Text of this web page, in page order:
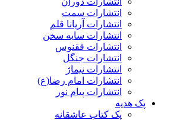
انتشارات سمت
انتشارات آریانا قلم
انتشارات سایه سخن
انتشارات ققنوس
انتشارات جنگل
انتشارات نیماژ
انتشارات امام رضا(ع)
انتشارات پیام نور
پک هدیه
پک کتاب عاشقانه